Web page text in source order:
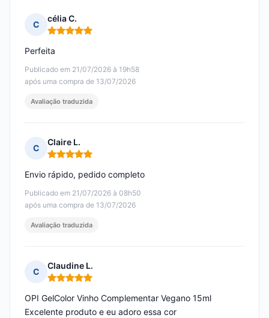
C
célia C.
Nota: 5 em 5
Publicado em 21/07/2026 à 19h58
após uma compra de 13/07/2026
Perfeita
Avaliação traduzida
C
Claire L.
Nota: 5 em 5
Publicado em 21/07/2026 à 08h50
após uma compra de 13/07/2026
Envio rápido, pedido completo
Avaliação traduzida
C
Claudine L.
Nota: 5 em 5
OPI GelColor Vinho Complementar Vegano 15ml
Excelente produto e eu adoro essa cor